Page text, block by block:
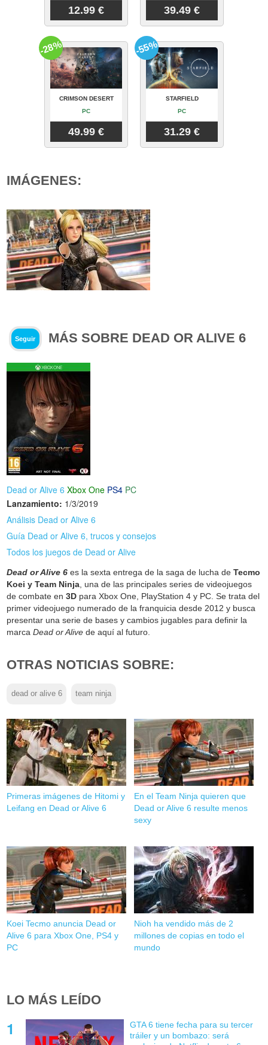
12.99 € 39.49 €
CRIMSON DESERT
PC
49.99 €
-28%
STARFIELD
PC
31.29 €
-55%
IMÁGENES:
Seguir MÁS SOBRE DEAD OR ALIVE 6
Dead or Alive 6 Xbox One PS4 PC
Lanzamiento: 1/3/2019
Análisis Dead or Alive 6
Guía Dead or Alive 6, trucos y consejos
Todos los juegos de Dead or Alive
Dead or Alive 6 es la sexta entrega de la saga de lucha deTecmo
Koei y Team Ninja, una de las principales series de videojuegos
de combate en3D para Xbox One, PlayStation 4 y PC. Se trata del
primer videojuego numerado de la franquicia desde 2012 y busca
presentar una serie de bases y cambios jugables para definir la
marcaDead or Alive de aquí al futuro.
OTRAS NOTICIAS SOBRE:
dead or alive 6 team ninja
Primeras imágenes de Hitomi y
Leifang en Dead or Alive 6
En el Team Ninja quieren que
Dead or Alive 6 resulte menos
sexy
Koei Tecmo anuncia Dead or
Alive 6 para Xbox One, PS4 y
PC
Nioh ha vendido más de 2
millones de copias en todo el
mundo
LO MÁS LEÍDO
GTA 6 tiene fecha para su tercer
tráiler y un bombazo: será